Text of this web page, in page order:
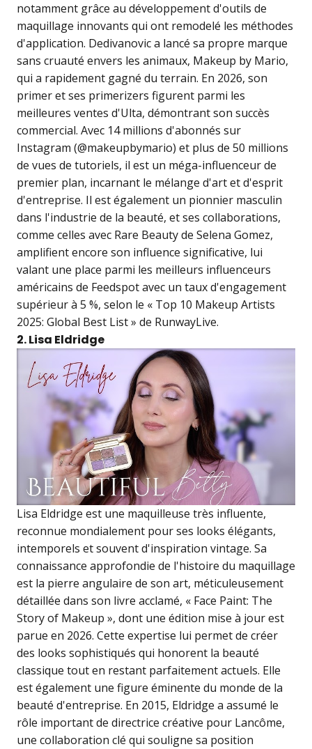
notamment grâce au développement d'outils de
maquillage innovants qui ont remodelé les méthodes
d'application. Dedivanovic a lancé sa propre marque
sans cruauté envers les animaux, Makeup by Mario,
qui a rapidement gagné du terrain. En 2026, son
primer et ses primerizers figurent parmi les
meilleures ventes d'Ulta, démontrant son succès
commercial. Avec 14 millions d'abonnés sur
Instagram (@makeupbymario) et plus de 50 millions
de vues de tutoriels, il est un méga-influenceur de
premier plan, incarnant le mélange d'art et d'esprit
d'entreprise. Il est également un pionnier masculin
dans l'industrie de la beauté, et ses collaborations,
comme celles avec Rare Beauty de Selena Gomez,
amplifient encore son influence significative, lui
valant une place parmi les meilleurs influenceurs
américains de Feedspot avec un taux d'engagement
supérieur à 5 %, selon le « Top 10 Makeup Artists
2025: Global Best List » de RunwayLive.
2. Lisa Eldridge
Lisa Eldridge est une maquilleuse très influente,
reconnue mondialement pour ses looks élégants,
intemporels et souvent d'inspiration vintage. Sa
connaissance approfondie de l'histoire du maquillage
est la pierre angulaire de son art, méticuleusement
détaillée dans son livre acclamé, « Face Paint: The
Story of Makeup », dont une édition mise à jour est
parue en 2026. Cette expertise lui permet de créer
des looks sophistiqués qui honorent la beauté
classique tout en restant parfaitement actuels. Elle
est également une figure éminente du monde de la
beauté d'entreprise. En 2015, Eldridge a assumé le
rôle important de directrice créative pour Lancôme,
une collaboration clé qui souligne sa position